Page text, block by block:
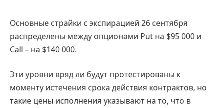
Основные страйки с экспирацией 26 сентября
распределены между опционами Put на $95 000 и
Call – на $140 000.
Эти уровни вряд ли будут протестированы к
моменту истечения срока действия контрактов, но
такие цены исполнения указывают на то, что в